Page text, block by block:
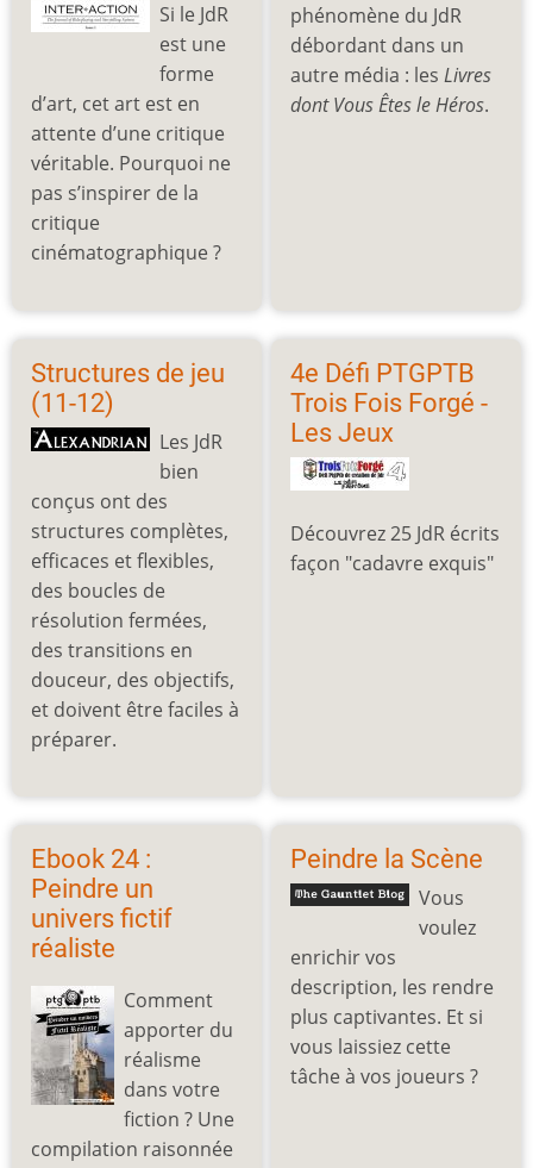
Si le JdR
est une
forme
d’art, cet art est en
attente d’une critique
véritable. Pourquoi ne
pas s’inspirer de la
critique
cinématographique ?
phénomène du JdR
débordant dans un
autre média : lesLivres
dont Vous Êtes le Héros.
Structures de jeu
(11-12)
Les JdR
bien
conçus ont des
structures complètes,
efficaces et flexibles,
des boucles de
résolution fermées,
des transitions en
douceur, des objectifs,
et doivent être faciles à
préparer.
4e Défi PTGPTB
Trois Fois Forgé -
Les Jeux
Découvrez 25 JdR écrits
façon "cadavre exquis"
Ebook 24 :
Peindre un
univers fictif
réaliste
Comment
apporter du
réalisme
dans votre
fiction ? Une
compilation raisonnée
Peindre la Scène
Vous
voulez
enrichir vos
description, les rendre
plus captivantes. Et si
vous laissiez cette
tâche à vos joueurs ?